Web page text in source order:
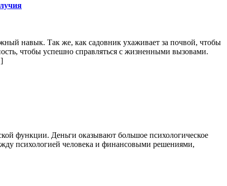
навык. Так же, как садовник ухаживает за почвой, чтобы
чтобы успешно справляться с жизненными вызовами.
функции. Деньги оказывают большое психологическое
психологией человека и финансовыми решениями,